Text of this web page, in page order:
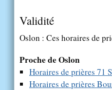
Validité
Oslon : Ces horaires de
Proche de Oslon
Horaires de prières 71
Horaires de prières